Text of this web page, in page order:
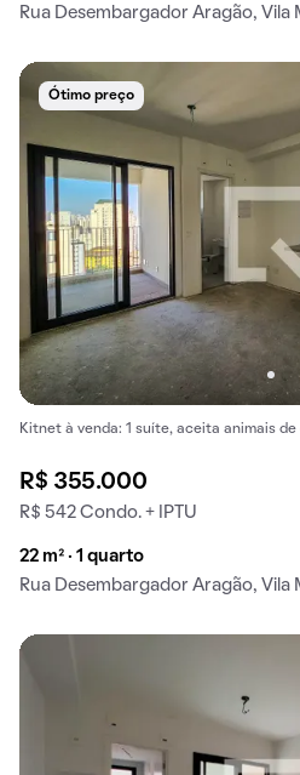
Rua Desembargador Aragão, Vila
Ótimo preço
Kitnet à venda: 1 suíte, aceita animais de
R$ 355.000
R$ 542 Condo. + IPTU
22 m² · 1 quarto
Rua Desembargador Aragão, Vila